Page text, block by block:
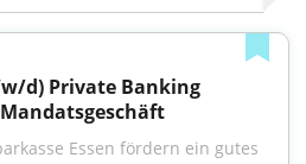
d) Private Banking
Essen fördern ein gutes